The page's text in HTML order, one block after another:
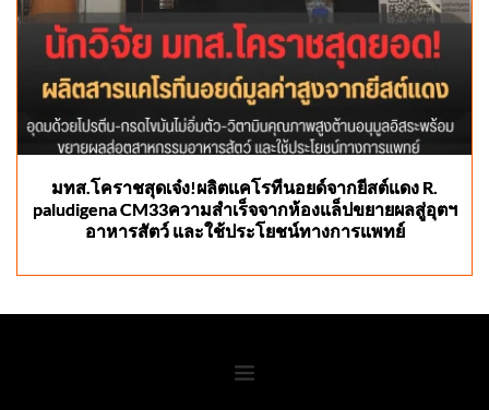
มทส.โคราชสุดเจ๋ง!ผลิตแคโรทีนอยด์จากยีสต์แดง R.
paludigena CM33ความสำเร็จจากห้องแล็ปขยายผลสู่อุตฯ
อาหารสัตว์ และใช้ประโยชน์ทางการแพทย์